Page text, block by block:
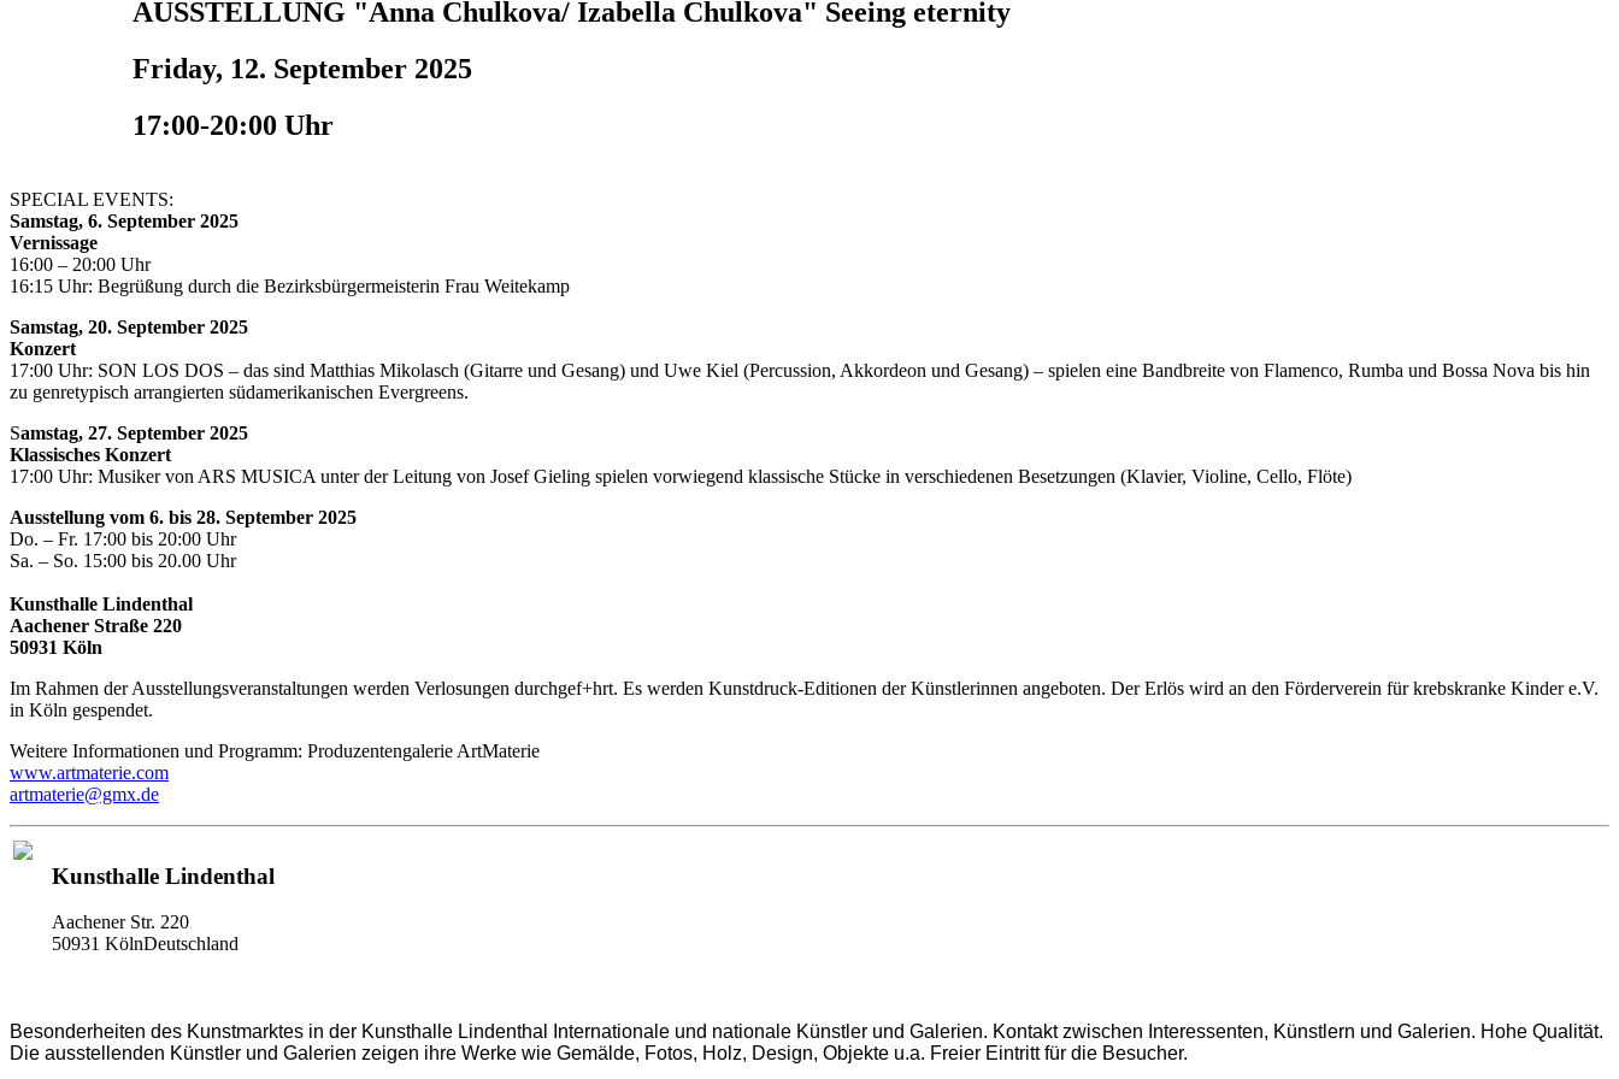
AUSSTELLUNG "Anna Chulkova/ Izabella Chulkova" Seeing eternity
Friday, 12. September 2025
17:00-20:00 Uhr
SPECIAL EVENTS:
Samstag, 6. September 2025
Vernissage
16:00 – 20:00 Uhr
16:15 Uhr: Begrüßung durch die Bezirksbürgermeisterin Frau Weitekamp
Samstag, 20. September 2025
Konzert
17:00 Uhr: SON LOS DOS – das sind Matthias Mikolasch (Gitarre und Gesang) und Uwe Kiel (Percussion, Akkordeon und Gesang) – spielen eine Bandbreite von Flamenco, Rumba und Bossa Nova bis hin
zu genretypisch arrangierten südamerikanischen Evergreens.
Samstag, 27. September 2025
Klassisches Konzert
17:00 Uhr: Musiker von ARS MUSICA unter der Leitung von Josef Gieling spielen vorwiegend klassische Stücke in verschiedenen Besetzungen (Klavier, Violine, Cello, Flöte)
Ausstellung vom 6. bis 28. September 2025
Do. – Fr. 17:00 bis 20:00 Uhr
Sa. – So. 15:00 bis 20.00 Uhr
Kunsthalle Lindenthal
Aachener Straße 220
50931 Köln
Im Rahmen der Ausstellungsveranstaltungen werden Verlosungen durchgef+hrt. Es werden Kunstdruck-Editionen der Künstlerinnen angeboten. Der Erlös wird an den Förderverein für krebskranke Kinder e.V.
in Köln gespendet.
Weitere Informationen und Programm: Produzentengalerie ArtMaterie
www.artmaterie.com
artmaterie@gmx.de
Kunsthalle Lindenthal
Aachener Str. 220
50931 KölnDeutschland
Besonderheiten des Kunstmarktes in der Kunsthalle Lindenthal Internationale und nationale Künstler und Galerien. Kontakt zwischen Interessenten, Künstlern und Galerien. Hohe Qualität.
Die ausstellenden Künstler und Galerien zeigen ihre Werke wie Gemälde, Fotos, Holz, Design, Objekte u.a. Freier Eintritt für die Besucher.